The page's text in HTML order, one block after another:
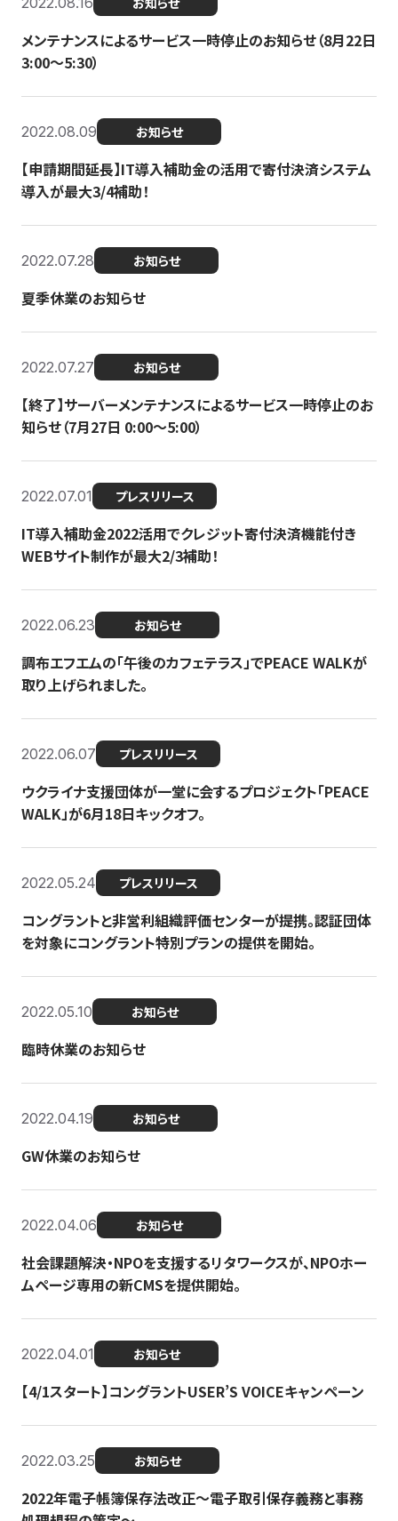
メンテナンスによるサービス一時停止のお知らせ（8月22日
3:00〜5:30）
2022.08.09 お知らせ
【申請期間延長】IT導入補助金の活用で寄付決済システム
導入が最大3/4補助！
2022.07.28 お知らせ
夏季休業のお知らせ
2022.07.27 お知らせ
【終了】サーバーメンテナンスによるサービス一時停止のお
知らせ（7月27日 0:00〜5:00）
2022.07.01 プレスリリース
IT導入補助金2022活用でクレジット寄付決済機能付き
WEBサイト制作が最大2/3補助！
2022.06.23 お知らせ
調布エフエムの「午後のカフェテラス」でPEACE WALKが
取り上げられました。
2022.06.07 プレスリリース
ウクライナ支援団体が一堂に会するプロジェクト「PEACE
WALK」が6月18日キックオフ。
2022.05.24 プレスリリース
コングラントと非営利組織評価センターが提携。認証団体
を対象にコングラント特別プランの提供を開始。
2022.05.10 お知らせ
臨時休業のお知らせ
2022.04.19 お知らせ
GW休業のお知らせ
2022.04.06 お知らせ
社会課題解決・NPOを支援するリタワークスが、NPOホー
ムページ専用の新CMSを提供開始。
2022.04.01 お知らせ
【4/1スタート】コングラントUSER’S VOICEキャンペーン
2022.03.25 お知らせ
2022年電子帳簿保存法改正～電子取引保存義務と事務